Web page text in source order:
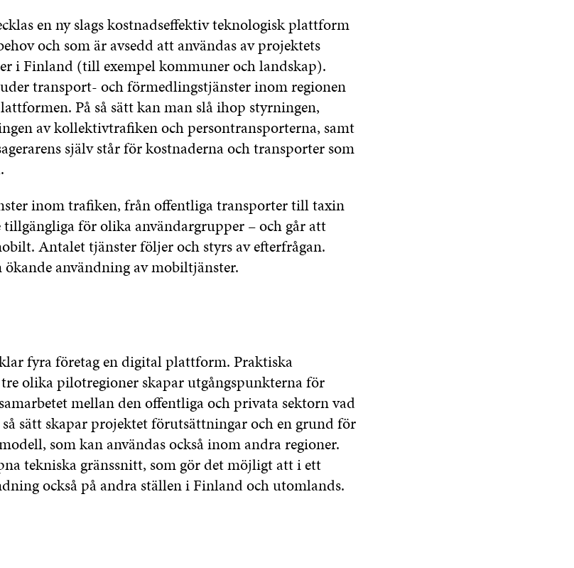
en ny slags kostnadseffektiv teknologisk plattform
och som är avsedd att användas av projektets
i Finland (till exempel kommuner och landskap).
transport- och förmedlingstjänster inom regionen
På så sätt kan man slå ihop styrningen,
av kollektivtrafiken och persontransporterna, samt
själv står för kostnaderna och transporter som
inom trafiken, från offentliga transporter till taxin
för olika användargrupper – och går att
Antalet tjänster följer och styrs av efterfrågan.
användning av mobiltjänster.
fyra företag en digital plattform. Praktiska
olika pilotregioner skapar utgångspunkterna för
mellan den offentliga och privata sektorn vad
sätt skapar projektet förutsättningar och en grund för
som kan användas också inom andra regioner.
tekniska gränssnitt, som gör det möjligt att i ett
också på andra ställen i Finland och utomlands.